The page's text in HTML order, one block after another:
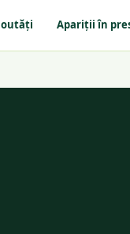
Apariții în